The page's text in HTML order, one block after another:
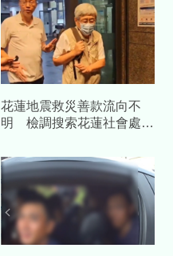
花蓮地震救災善款流向不
明 檢調搜索花蓮社會處